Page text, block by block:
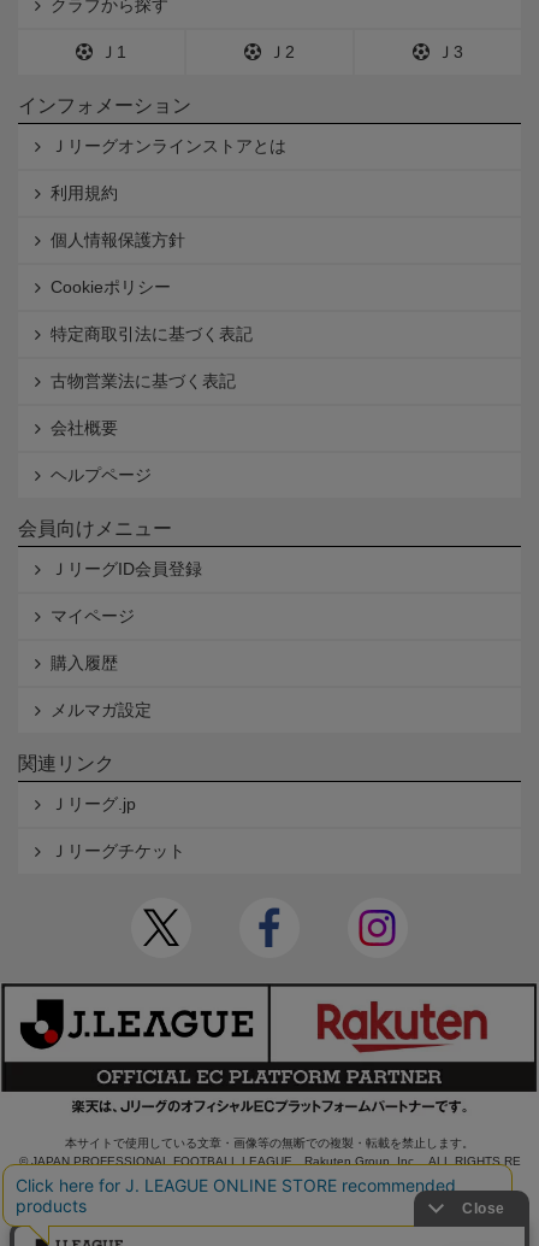
クラブから探す
Ｊ1 Ｊ2 Ｊ3
インフォメーション
Ｊリーグオンラインストアとは
利用規約
個人情報保護方針
Cookieポリシー
特定商取引法に基づく表記
古物営業法に基づく表記
会社概要
ヘルプページ
会員向けメニュー
ＪリーグID会員登録
マイページ
購入履歴
メルマガ設定
関連リンク
Ｊリーグ.jp
Ｊリーグチケット
本サイトで使用している文章・画像等の無断での複製・転載を禁止します。
© JAPAN PROFESSIONAL FOOTBALL LEAGUE Rakuten Group, Inc. ALL RIGHTS RE
SERVED.